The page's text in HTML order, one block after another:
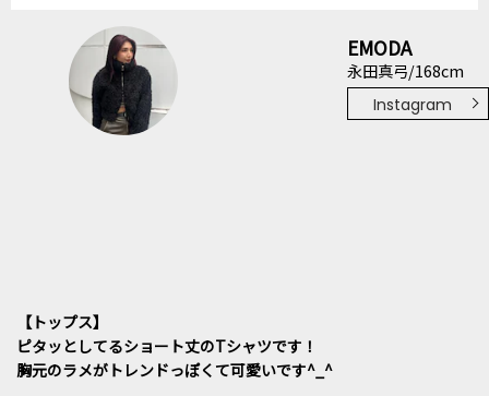
EMODA
永田真弓/168cm
Instagram
【トップス】
ピタッとしてるショート丈のTシャツです！
胸元のラメがトレンドっぽくて可愛いです^_^